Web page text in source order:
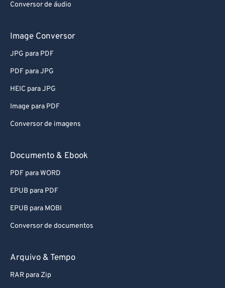
Conversor de áudio
Image Conversor
JPG para PDF
PDF para JPG
HEIC para JPG
Image para PDF
Conversor de imagens
Documento & Ebook
PDF para WORD
EPUB para PDF
EPUB para MOBI
Conversor de documentos
Arquivo & Tempo
RAR para Zip